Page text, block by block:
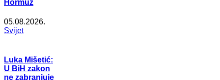
Hormuz
05.08.2026.
Svijet
Luka Mišetić:
U BiH zakon
ne zabranjuje